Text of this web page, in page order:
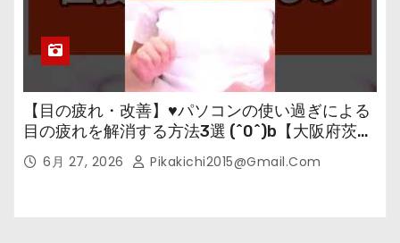
【目の疲れ・改善】♥パソコンの使い過ぎによる
目の疲れを解消する方法3選 (^0^)b【大阪府茨木
市の女性・美容鍼灸・整体師が教えます。】
6月 27, 2026 Pikakichi2015@gmail.com